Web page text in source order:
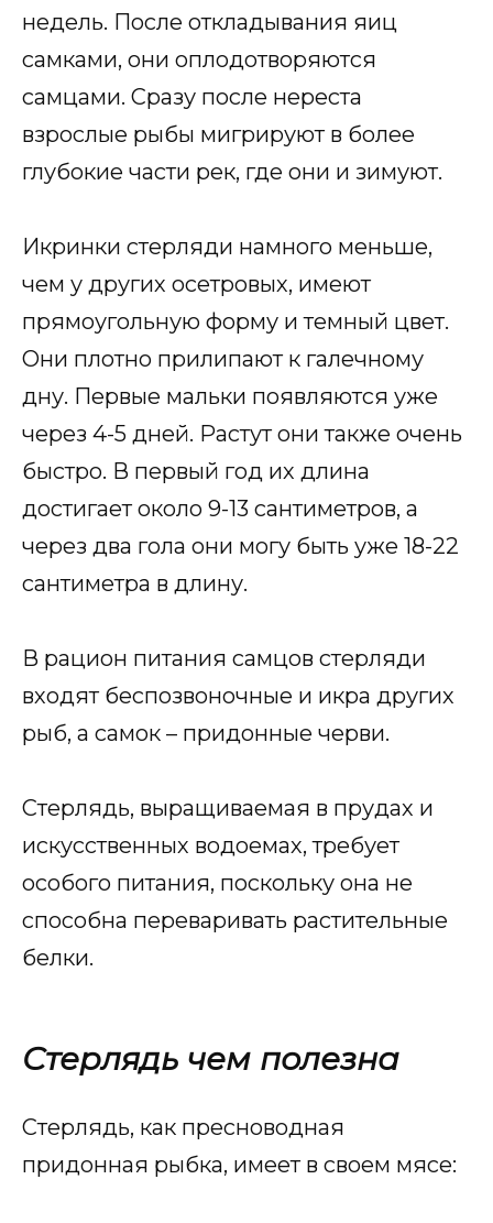
недель. После откладывания яиц
самками, они оплодотворяются
самцами. Сразу после нереста
взрослые рыбы мигрируют в более
глубокие части рек, где они и зимуют.
Икринки стерляди намного меньше,
чем у других осетровых, имеют
прямоугольную форму и темный цвет.
Они плотно прилипают к галечному
дну. Первые мальки появляются уже
через 4-5 дней. Растут они также очень
быстро. В первый год их длина
достигает около 9-13 сантиметров, а
через два гола они могу быть уже 18-22
сантиметра в длину.
В рацион питания самцов стерляди
входят беспозвоночные и икра других
рыб, а самок – придонные черви.
Стерлядь, выращиваемая в прудах и
искусственных водоемах, требует
особого питания, поскольку она не
способна переваривать растительные
белки.
Стерлядь чем полезна
Стерлядь, как пресноводная
придонная рыбка, имеет в своем мясе: